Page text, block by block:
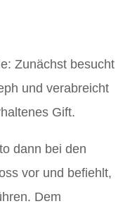
Zunächst besucht
und verabreicht
Gift.
dann bei den
vor und befiehlt,
Dem